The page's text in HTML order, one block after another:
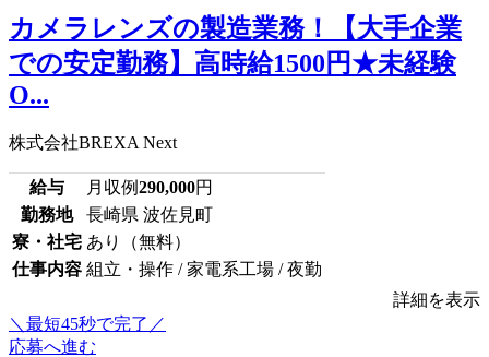
カメラレンズの製造業務！【大手企業
での安定勤務】高時給1500円★未経験
O...
株式会社BREXA Next
給与 月収例290,000円
勤務地
長崎県 波佐見町
寮・社宅 あり（無料）
仕事内容 組立・操作 / 家電系工場 / 夜勤
詳細を表示
＼最短45秒で完了／
応募へ進む